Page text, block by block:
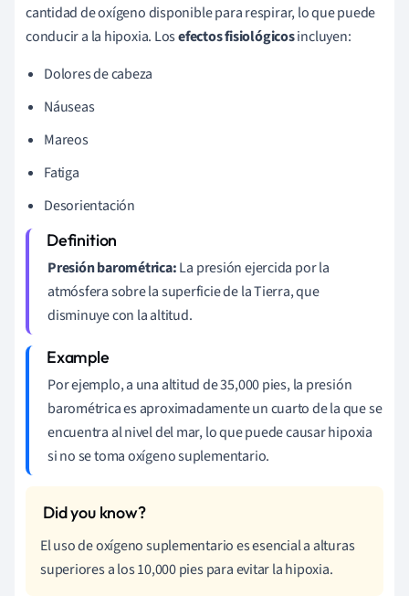
cantidad de oxígeno disponible para respirar, lo que puede
conducir a la hipoxia. Losefectos fisiológicosincluyen:
Dolores de cabeza
Náuseas
Mareos
Fatiga
Desorientación
Presión barométrica:La presión ejercida por la
atmósfera sobre la superficie de la Tierra, que
disminuye con la altitud.
Por ejemplo, a una altitud de 35,000 pies, la presión
barométrica es aproximadamente un cuarto de la que se
encuentra al nivel del mar, lo que puede causar hipoxia
si no se toma oxígeno suplementario.
El uso de oxígeno suplementario es esencial a alturas
superiores a los 10,000 pies para evitar la hipoxia.